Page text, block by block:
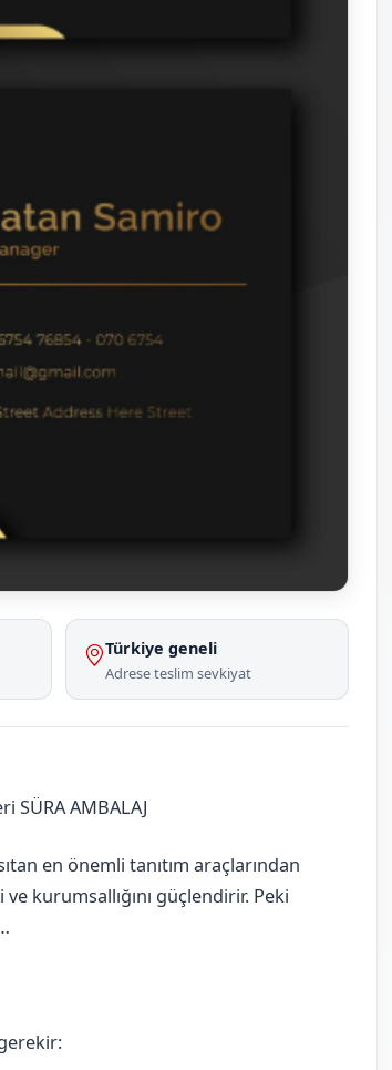
Türkiye geneli
Adrese teslim sevkiyat
SÜRA AMBALAJ
en önemli tanıtım araçlarından
kurumsallığını güçlendirir. Peki